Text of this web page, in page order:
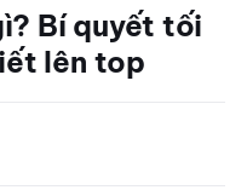
Bí quyết tối
lên top